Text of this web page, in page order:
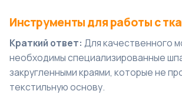
Инструменты для работы с
Краткий ответ: Для качественного
необходимы специализированные
закругленными краями, которые не
текстильную основу.